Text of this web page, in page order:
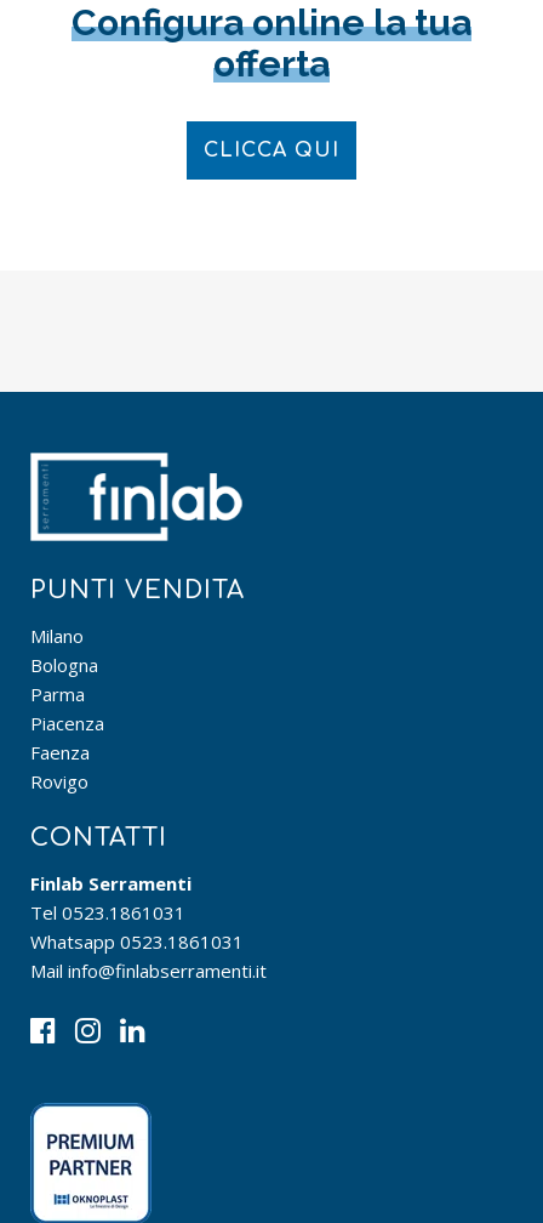
Configura online la tua
offerta
CLICCA QUI
PUNTI VENDITA
Milano
Bologna
Parma
Piacenza
Faenza
Rovigo
CONTATTI
Finlab Serramenti
Tel 0523.1861031
Whatsapp 0523.1861031
Mail info@finlabserramenti.it